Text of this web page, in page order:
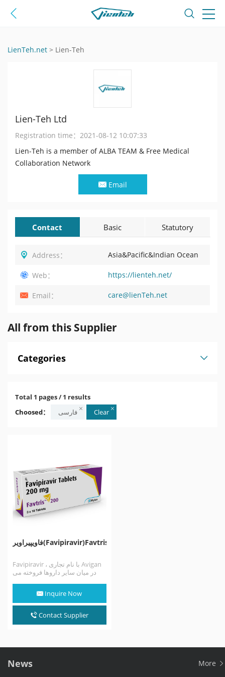
LienTeh.net > Lien-Teh
Lien-Teh Ltd
Registration time： 2021-08-12 10:07:33
Lien-Teh is a member of ALBA TEAM & Free Medical
Collaboration Network
Email
Contact
Basic
Statutory
Address： Asia&Pacific&Indian Ocean
Web： https://lienteh.net/
Email： care@lienTeh.net
All from this Supplier
Categories
Total 1 pages / 1 results
Choosed：
Clear
فاویپیراویر(Favipiravir)Favtris
Favipiravir ، با نام تجاری Avigan
در میان سایر داروها فروخته می
Inquire Now
Contact Supplier
News More